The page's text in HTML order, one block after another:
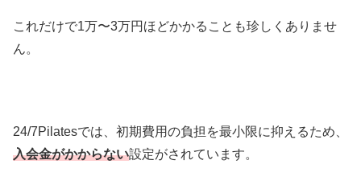
これだけで1万〜3万円ほどかかることも珍しくありませ
ん。
24/7Pilatesでは、初期費用の負担を最小限に抑えるため、
入会金がかからない設定がされています。